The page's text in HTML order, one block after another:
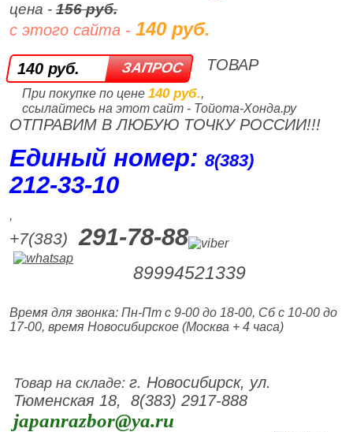
цена -156 руб.
с этого сайта -140 руб.
140 руб.
При покупке по цене 140 руб.,
ссылайтесь на этот сайт - Тойота-Хонда.ру
ТОВАР
ОТПРАВИМ В ЛЮБУЮ ТОЧКУ РОССИИ!!!
Единый номер:8(383)
212‑33‑10
,
+7(383) 291-78-88
89994521339
Время для звонка: Пн-Пт с 9-00 до 18-00, Сб с 10-00 до
17-00, время Новосибирское (Москва + 4 часа)
Товар на складе:г. Новосибирск, ул.
Тюменская 18, 8(383) 2917-888
japanrazbor@ya.ru